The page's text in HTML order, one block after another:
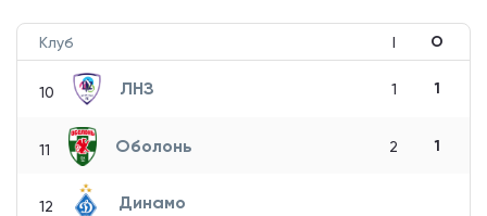
Клуб І О
10 ЛНЗ 1 1
11 Оболонь 2 1
12 Динамо